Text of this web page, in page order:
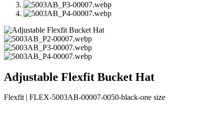
Adjustable Flexfit Bucket Hat
Flexfit| FLEX-5003AB-00007-0050-black-one size